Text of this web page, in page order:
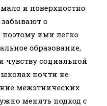
и поверхностно
о
ими легко
образование,
чувству социальной
почти не
межэтнических
менять подход с